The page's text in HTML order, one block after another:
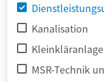
Kanalisation
MSR-Technik